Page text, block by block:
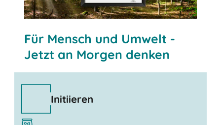
Für Mensch und Umwelt -
Jetzt an Morgen denken
Initiieren